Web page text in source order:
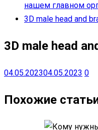
нашем главном
3D male head and
3D male head
04.05.202304.05.2023 0
Похожие